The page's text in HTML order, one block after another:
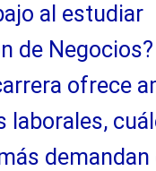
al estudiar
de
ofrece
laborales,